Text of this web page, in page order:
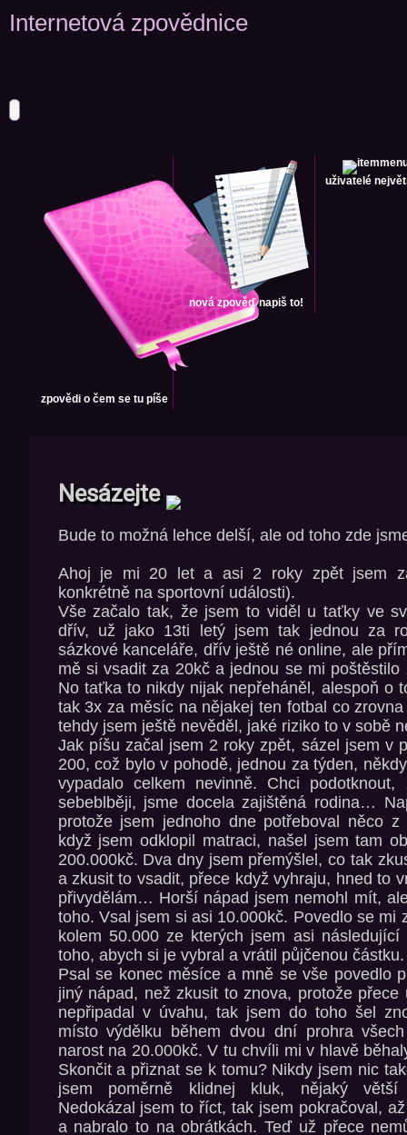
Internetová zpovědnice
zpovědi o čem se tu píše
nová zpověď napiš to!
uživatelé
Nesázejte
Bude to možná lehce delší, ale od toho zde
Ahoj je mi 20 let a asi 2 roky zpět jsem
konkrétně na sportovní události).
Vše začalo tak, že jsem to viděl u taťky ve
dřív, už jako 13ti letý jsem tak jednou za
sázkové kanceláře, dřív ještě né online, ale
mě si vsadit za 20kč a jednou se mi poštěstilo
No taťka to nikdy nijak nepřeháněl, alespoň o
tak 3x za měsíc na nějakej ten fotbal co
tehdy jsem ještě nevěděl, jaké riziko to v sobě
Jak píšu začal jsem 2 roky zpět, sázel jsem v
200, což bylo v pohodě, jednou za týden,
vypadalo celkem nevinně. Chci
sebeblběji, jsme docela zajištěná rodina…
protože jsem jednoho dne potřeboval něco
když jsem odklopil matraci, našel jsem tam
200.000kč. Dva dny jsem přemýšlel, co tak
a zkusit to vsadit, přece když vyhraju, hned to
přivydělám… Horší nápad jsem nemohl mít,
toho. Vsal jsem si asi 10.000kč. Povedlo se mi
kolem 50.000 ze kterých jsem asi
toho, abych si je vybral a vrátil půjčenou částku.
Psal se konec měsíce a mně se vše povedlo
jiný nápad, než zkusit to znova, protože přece
nepřipadal v úvahu, tak jsem do toho šel
místo výdělku během dvou dní prohra
narost na 20.000kč. V tu chvíli mi v hlavě
Skončit a přiznat se k tomu? Nikdy jsem nic
jsem poměrně klidnej kluk, nějaký větší
Nedokázal jsem to říct, tak jsem pokračoval,
a nabralo to na obrátkách. Teď už přece